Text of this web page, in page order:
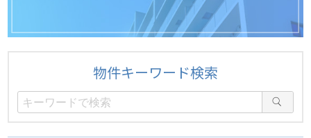
物件キーワード検索